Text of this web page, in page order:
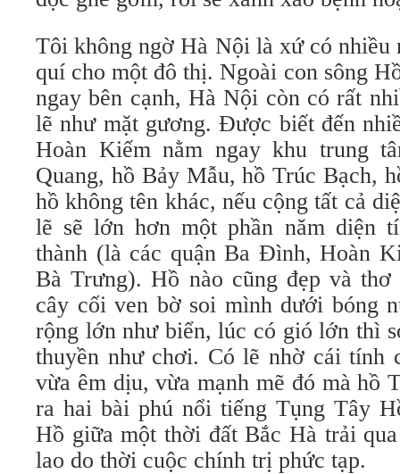
Tôi không ngờ Hà Nội là xứ có nhiều
quí cho một đô thị. Ngoài con sông
ngay bên cạnh, Hà Nội còn có rất
lẽ như mặt gương. Được biết đến
Hoàn Kiếm nằm ngay khu trung
Quang, hồ Bảy Mẫu, hồ Trúc Bạch,
hồ không tên khác, nếu cộng tất cả
lẽ sẽ lớn hơn một phần năm diện
thành (là các quận Ba Đình, Hoàn
Bà Trưng). Hồ nào cũng đẹp và
cây cối ven bờ soi mình dưới bóng
rộng lớn như biển, lúc có gió lớn thì
thuyền như chơi. Có lẽ nhờ cái tính
vừa êm dịu, vừa mạnh mẽ đó mà hồ
ra hai bài phú nổi tiếng Tụng Tây
Hồ giữa một thời đất Bắc Hà trải
lao do thời cuộc chính trị phức tạp.